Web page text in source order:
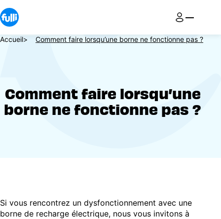
Aller
au
contenu
principal
Fil
Accueil Comment faire lorsqu’une borne ne fonctionne pas ?
Comment faire lorsqu’une
borne ne fonctionne pas ?
Si vous rencontrez un dysfonctionnement avec une
borne de recharge électrique, nous vous invitons à